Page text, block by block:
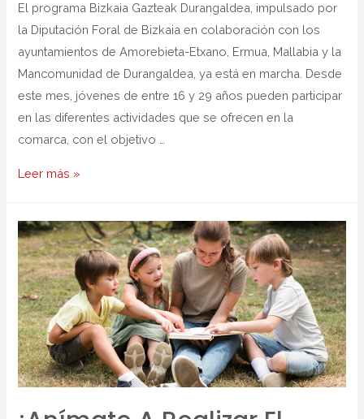
El programa Bizkaia Gazteak Durangaldea, impulsado por
la Diputación Foral de Bizkaia en colaboración con los
ayuntamientos de Amorebieta-Etxano, Ermua, Mallabia y la
Mancomunidad de Durangaldea, ya está en marcha. Desde
este mes, jóvenes de entre 16 y 29 años pueden participar
en las diferentes actividades que se ofrecen en la
comarca, con el objetivo …
Leer más »